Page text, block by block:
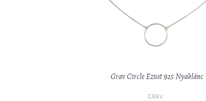
Grav Circle Ezüst 925 Nyaklánc
GRAV